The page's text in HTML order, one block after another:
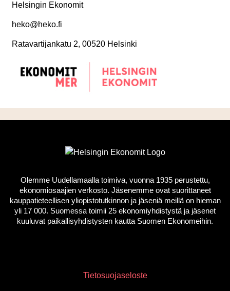
Helsingin Ekonomit
heko@heko.fi
Ratavartijankatu 2, 00520 Helsinki
Olemme Uudellamaalla toimiva, vuonna 1935 perustettu,
ekonomiosaajien verkosto. Jäsenemme ovat suorittaneet
kauppatieteellisen yliopistotutkinnon ja jäseniä meillä on hieman
yli 17 000. Suomessa toimii 25 ekonomiyhdistystä ja jäsenet
kuuluvat paikallisyhdistysten kautta Suomen Ekonomeihin.
Tietosuojaseloste